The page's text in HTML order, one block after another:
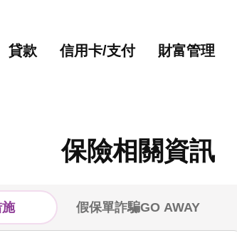
貸款 信用卡/支付 財富管理
保險相關資訊
假保單詐騙GO AWAY